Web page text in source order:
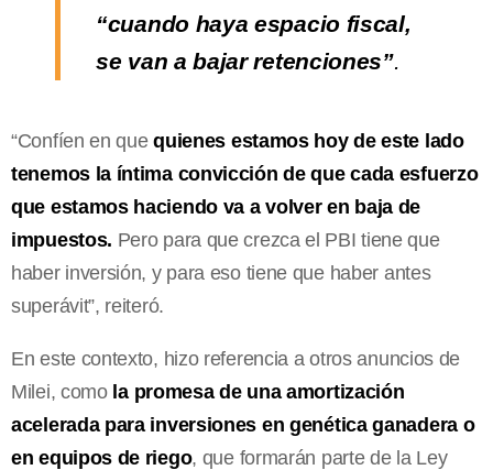
“cuando haya espacio fiscal,
se van a bajar retenciones”.
“Confíen en quequienes estamos hoy de este lado
tenemos la íntima convicción de que cada esfuerzo
que estamos haciendo va a volver en baja de
impuestos. Pero para que crezca el PBI tiene que
haber inversión, y para eso tiene que haber antes
superávit”, reiteró.
En este contexto, hizo referencia a otros anuncios de
Milei, como la promesa de una amortización
acelerada para inversiones en genética ganadera o
en equipos de riego, que formarán parte de la Ley